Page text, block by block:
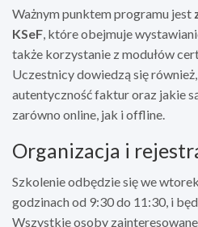
Ważnym punktem programu jest
KSeF , które obejmuje
także korzystanie z modułów
Uczestnicy dowiedzą się
autentyczność faktur oraz jakie
zarówno online, jak i offline.
Organizacja i
Szkolenie odbędzie się we
godzinach od 9:30 do 11:30, i
Wszystkie osoby